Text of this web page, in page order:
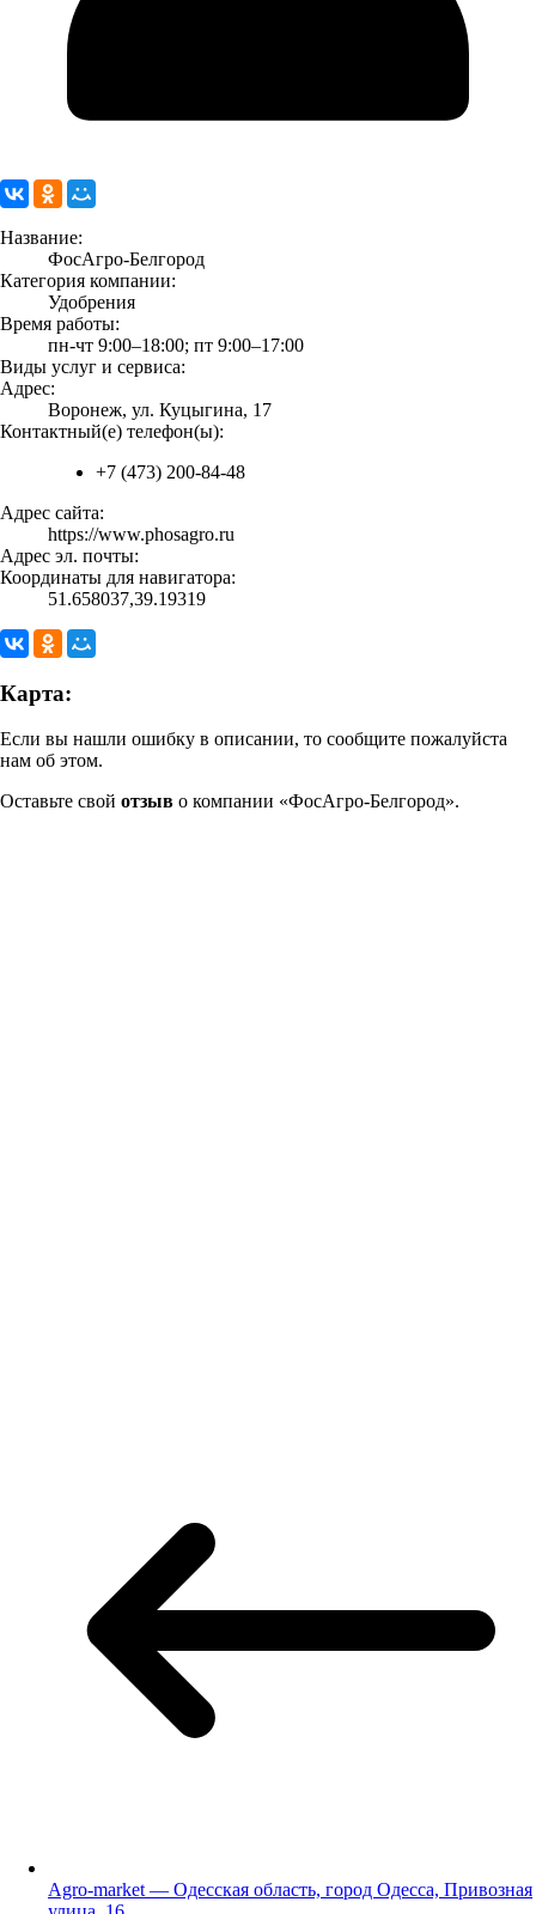
Название:
ФосАгро-Белгород
Категория компании:
Удобрения
Время работы:
пн-чт 9:00–18:00; пт 9:00–17:00
Виды услуг и сервиса:
Адрес:
Воронеж, ул. Куцыгина, 17
Контактный(е) телефон(ы):
+7 (473) 200-84-48
Адрес сайта:
https://www.phosagro.ru
Адрес эл. почты:
Координаты для навигатора:
51.658037,39.19319
Карта:
Если вы нашли ошибку в описании, то сообщите пожалуйста
нам об этом.
Оставьте свой отзыв о компании «ФосАгро-Белгород».
Agro-market — Одесская область, город Одесса, Привозная